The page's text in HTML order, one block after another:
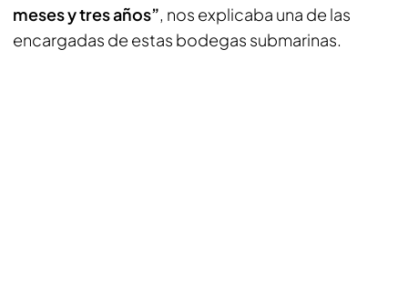
meses y tres años”, nos explicaba una de las
encargadas de estas bodegas submarinas.